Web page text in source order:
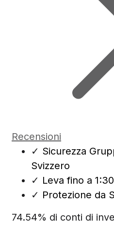
Recensioni
✓ Sicurezza
Svizzero
✓ Leva fino a 1:30
✓ Protezione da
74.54% di conti di